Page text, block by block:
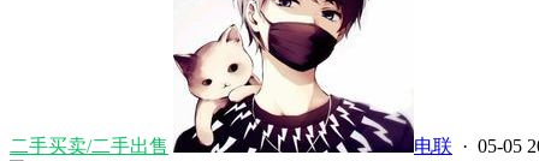
二手买卖/二手出售 电联 · 05-05